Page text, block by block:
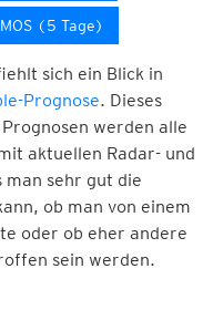
(5 Tage)
sich ein Blick in
Prognose. Dieses
werden alle
aktuellen Radar- und
sehr gut die
ob man von einem
oder ob eher andere
sein werden.